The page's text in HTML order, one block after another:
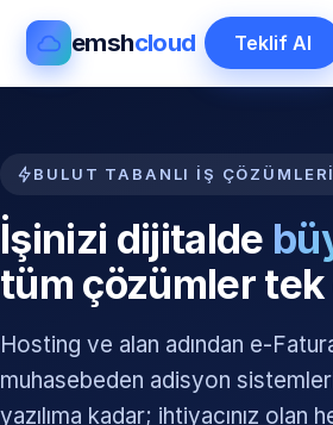
emshcloud Teklif Al
BULUT TABANLI İŞ ÇÖZÜMLERI
İşinizi dijitalde
tüm çözümler tek
Hosting ve alan adından e-
muhasebeden adisyon
yazılıma kadar; ihtiyacınız olan